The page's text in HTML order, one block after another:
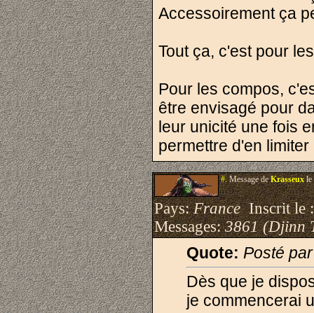
Accessoirement ça
Tout ça, c'est pour
Pour les compos,
être envisagé pour
leur unicité une fois
permettre d'en
#.Message deKrasseuxle
Pays:FranceInscrit le
Messages:3861 (Djinn
Quote: Posté
Dès que je
je commencerai